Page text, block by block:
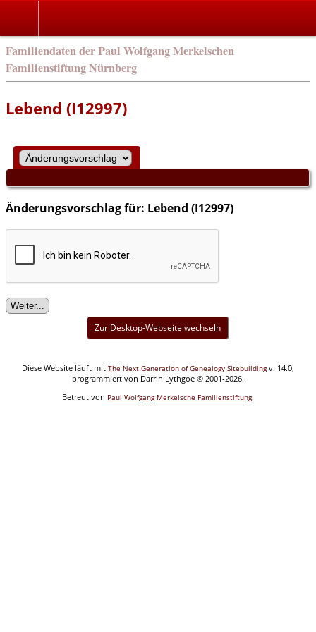
Familiendaten der Paul Wolfgang Merkelschen
Familienstiftung Nürnberg
Lebend (I12997)
Änderungsvorschlag für: Lebend (I12997)
Zur Desktop-Webseite wechseln
Diese Website läuft mit The Next Generation of Genealogy Sitebuildingv. 14.0,
programmiert von Darrin Lythgoe © 2001-2026.
Betreut von Paul Wolfgang Merkelsche Familienstiftung.